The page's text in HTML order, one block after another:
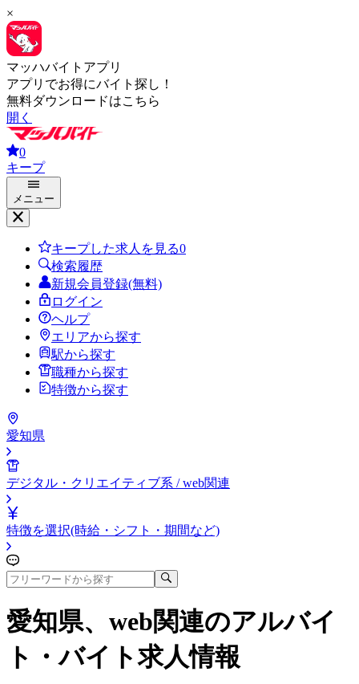
×
マッハバイトアプリ
アプリでお得にバイト探し！
無料ダウンロードはこちら
開く
0
キープ
メニュー
キープした求人を見る0
検索履歴
新規会員登録(無料)
ログイン
ヘルプ
エリアから探す
駅から探す
職種から探す
特徴から探す
愛知県
デジタル・クリエイティブ系 / web関連
特徴を選択(時給・シフト・期間など)
愛知県、web関連のアルバイ
ト・バイト求人情報